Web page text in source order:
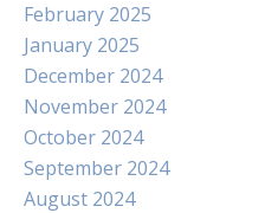
February 2025
January 2025
December 2024
November 2024
October 2024
September 2024
August 2024